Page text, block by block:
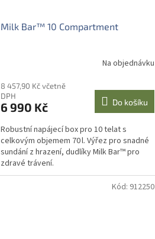
Milk Bar™ 10 Compartment
Na objednávku
8 457,90 Kč včetně
DPH
6 990 Kč Do košíku
Robustní napájecí box pro 10 telat s
celkovým objemem 70 l. Výřez pro snadné
sundání z hrazení, dudlíky Milk Bar™ pro
zdravé trávení.
Kód: 912250